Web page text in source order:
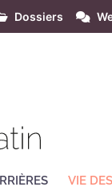
Dossiers
VIE